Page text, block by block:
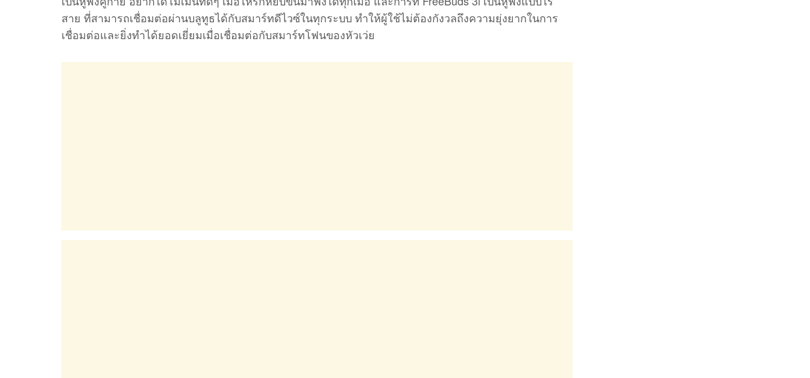
สาย ที่สามารถเชื่อมต่อผ่านบลูทูธได้กับสมาร์ทดีไวซ์ในทุกระบบ ทำให้ผู้ใช้ไม่ต้องกังวลถึงความยุ่งยากในการ
เชื่อมต่อและยิ่งทำได้ยอดเยี่ยมเมื่อเชื่อมต่อกับสมาร์ทโฟนของหัวเว่ย